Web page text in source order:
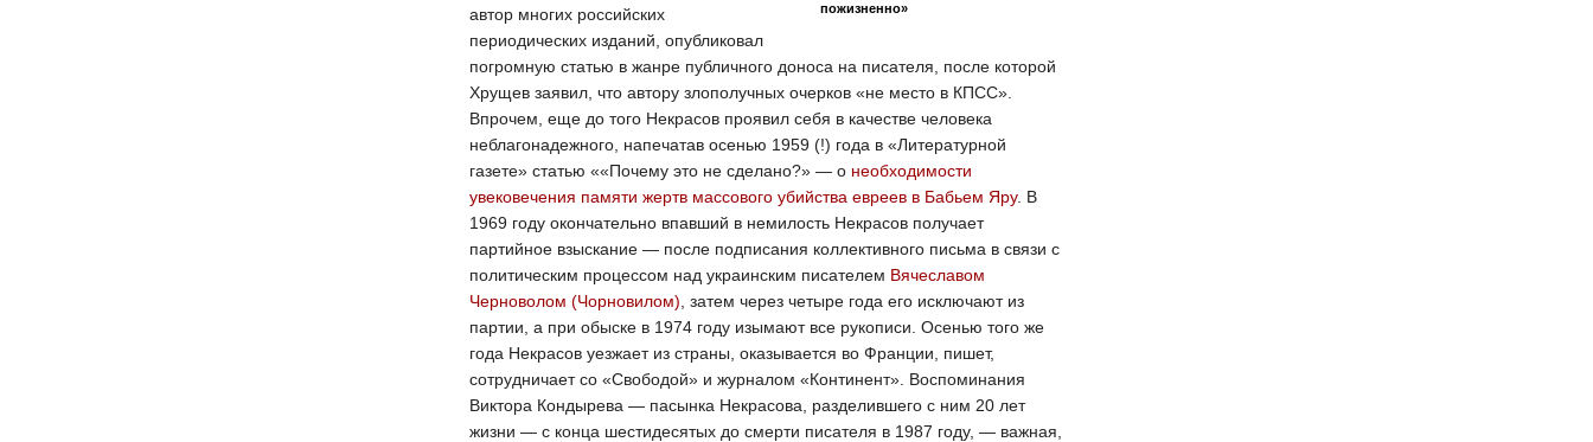
пожизненно»
автор многих российских
периодических изданий, опубликовал
погромную статью в жанре публичного доноса на писателя, после которой
Хрущев заявил, что автору злополучных очерков «не место в КПСС».
Впрочем, еще до того Некрасов проявил себя в качестве человека
неблагонадежного, напечатав осенью 1959 (!) года в «Литературной
газете» статью ««Почему это не сделано?» — о необходимости
увековечения памяти жертв массового убийства евреев в Бабьем Яру. В
1969 году окончательно впавший в немилость Некрасов получает
партийное взыскание — после подписания коллективного письма в связи с
политическим процессом над украинским писателем Вячеславом
Черноволом (Чорновилом) , затем через четыре года его исключают из
партии, а при обыске в 1974 году изымают все рукописи. Осенью того же
года Некрасов уезжает из страны, оказывается во Франции, пишет,
сотрудничает со «Свободой» и журналом «Континент». Воспоминания
Виктора Кондырева — пасынка Некрасова, разделившего с ним 20 лет
жизни — с конца шестидесятых до смерти писателя в 1987 году, — важная,